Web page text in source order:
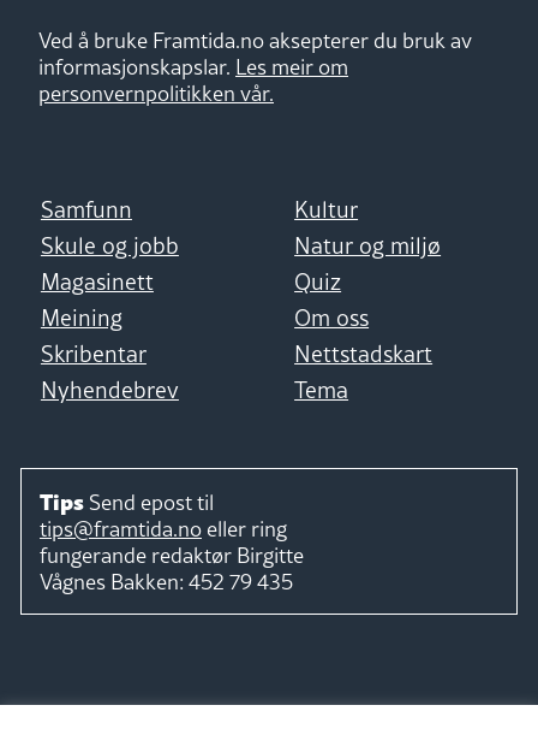
Ved å bruke Framtida.no aksepterer du bruk av
informasjonskapslar. Les meir om
personvernpolitikken vår.
Samfunn
Kultur
Skule og jobb
Natur og miljø
Magasinett
Quiz
Meining
Om oss
Skribentar
Nettstadskart
Nyhendebrev
Tema
Tips Send epost til
tips@framtida.no eller ring
fungerande redaktør Birgitte
Vågnes Bakken: 452 79 435